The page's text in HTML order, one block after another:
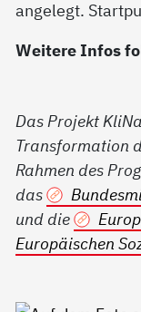
angelegt.
Weitere Infos
Das Projekt
Transformation
Rahmen des
das
und die
Europäischen